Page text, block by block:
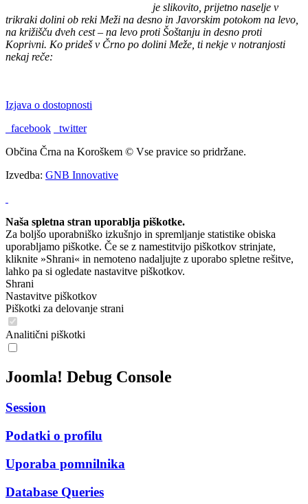
je slikovito, prijetno naselje v
trikraki dolini ob reki Meži na desno in Javorskim potokom na levo,
na križišču dveh cest – na levo proti Šoštanju in desno proti
Koprivni. Ko prideš v Črno po dolini Meže, ti nekje v notranjosti
nekaj reče:
Izjava o dostopnosti
facebook
twitter
Občina Črna na Koroškem © Vse pravice so pridržane.
Izvedba: GNB Innovative
Naša spletna stran uporablja piškotke.
Za boljšo uporabniško izkušnjo in spremljanje statistike obiska
uporabljamo piškotke. Če se z namestitvijo piškotkov strinjate,
kliknite »Shrani« in nemoteno nadaljujte z uporabo spletne rešitve,
lahko pa si ogledate nastavitve piškotkov.
Shrani
Nastavitve piškotkov
Piškotki za delovanje strani
Analitični piškotki
Joomla! Debug Console
Session
Podatki o profilu
Uporaba pomnilnika
Database Queries